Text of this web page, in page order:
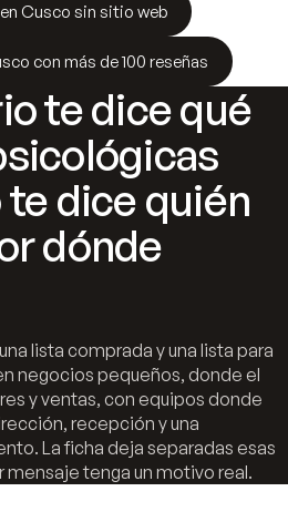
Cusco sin sitio web
con más de 100 reseñas
te dice qué
dice quién
dónde
lista comprada y una lista para
negocios pequeños, donde el
y ventas, con equipos donde
recepción y una
La ficha deja separadas esas
mensaje tenga un motivo real.